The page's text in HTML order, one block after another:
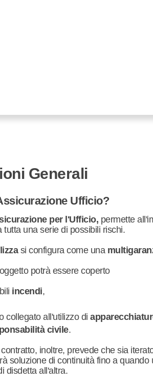
Generali
Ufficio?
per l'Ufficio, permette
tutta una serie di possibili rischi.
si configura come una
potrà essere coperto
incendi,
collegato all'utilizzo di
civile.
inoltre, prevede che sia
soluzione di continuità fino a
disdetta all'altra.